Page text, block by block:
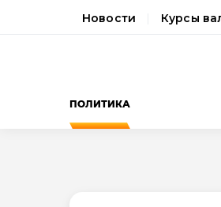
Новости Курсы
ПОЛИТИКА